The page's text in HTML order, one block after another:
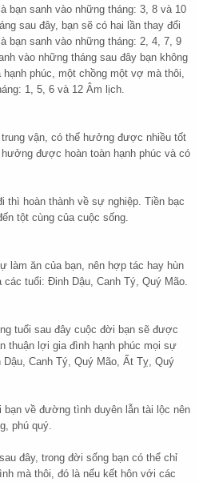
bạn sanh vào những tháng: 3, 8 và 10
sau đây, bạn sẽ có hai lần thay đổi
bạn sanh vào những tháng: 2, 4, 7, 9
vào những tháng sau đây bạn không
phúc, một chồng một vợ mà thôi,
1, 5, 6 và 12 Âm lịch.
vận, có thể hưởng được nhiều tốt
được hoàn toàn hạnh phúc và có
thì hoàn thành về sự nghiệp. Tiền bạc
tột cùng của cuộc sống.
làm ăn của bạn, nên hợp tác hay hùn
tuổi: Đinh Dậu, Canh Tý, Quý Mão.
tuổi sau đây cuộc đời bạn sẽ được
thuận lợi gia đình hạnh phúc mọi sự
Canh Tý, Quý Mão, Ất Tỵ, Quý
về đường tình duyên lẫn tài lộc nên
phú quý.
đây, trong đời sống bạn có thể chỉ
mà thôi, đó là nếu kết hôn với các